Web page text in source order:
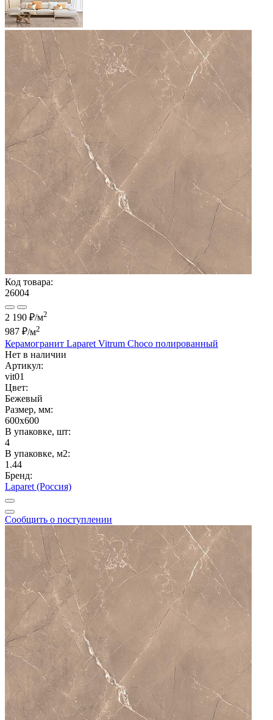
Код товара:
26004
2 190 ₽/м2
987 ₽/м2
Керамогранит Laparet Vitrum Choco полированный
Нет в наличии
Артикул:
vit01
Цвет:
Бежевый
Размер, мм:
600x600
В упаковке, шт:
4
В упаковке, м2:
1.44
Бренд:
Laparet (Россия)
Сообщить о поступлении